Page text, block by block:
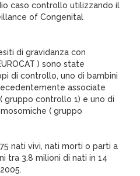
caso controllo utilizzando il
of Congenital
di gravidanza con
) sono state
di controllo, uno di bambini
associate
gruppo controllo 1) e uno di
( gruppo
nati vivi, nati morti o parti a
tra 3.8 milioni di nati in 14